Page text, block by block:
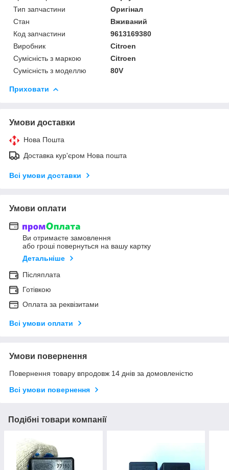
Тип запчастини
Оригінал
Стан
Вживаний
Код запчастини
9613169380
Виробник
Citroen
Сумісність з маркою
Citroen
Сумісність з моделлю
80V
Приховати
Умови доставки
Нова Пошта
Доставка кур'єром Нова пошта
Всі умови доставки
Умови оплати
Ви отримаєте замовлення
або гроші повернуться на вашу картку
Детальніше
Післяплата
Готівкою
Оплата за реквізитами
Всі умови оплати
Умови повернення
Повернення товару впродовж 14 днів за домовленістю
Всі умови повернення
Подібні товари компанії